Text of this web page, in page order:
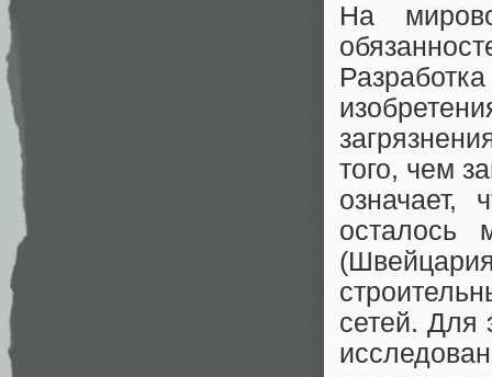
На
того, чем
означает,
осталось
сетей. Для